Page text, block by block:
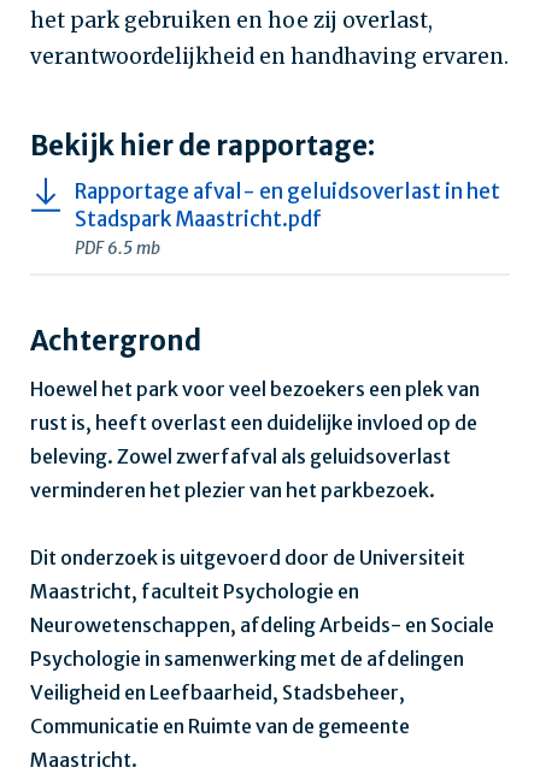
het park gebruiken en hoe zij overlast,
verantwoordelijkheid en handhaving ervaren.
Bekijk hier de rapportage:
Rapportage afval- en geluidsoverlast in het
Stadspark Maastricht.pdf
PDF 6.5 mb
Achtergrond
Hoewel het park voor veel bezoekers een plek van
rust is, heeft overlast een duidelijke invloed op de
beleving. Zowel zwerfafval als geluidsoverlast
verminderen het plezier van het parkbezoek.
Dit onderzoek is uitgevoerd door de Universiteit
Maastricht, faculteit Psychologie en
Neurowetenschappen, afdeling Arbeids- en Sociale
Psychologie in samenwerking met de afdelingen
Veiligheid en Leefbaarheid, Stadsbeheer,
Communicatie en Ruimte van de gemeente
Maastricht.